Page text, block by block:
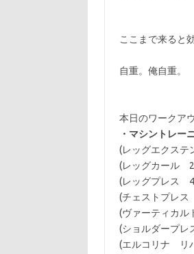
ここまで来ると
自重。俺自重。
本日のワークア
・マシントレー
(レッグエクス
(レッグカール
(レッグプレス
(チェストプレ
(ヴァーティカ
(ショルダープ
(エルコリナ リ